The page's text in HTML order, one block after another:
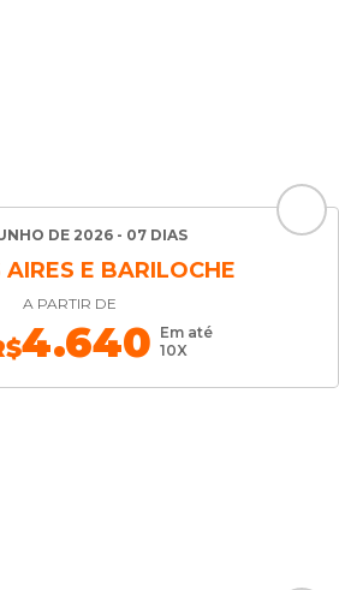
DE 2026 - 07 DIAS
AIRES E BARILOCHE
A PARTIR DE
4.640 Em até
10X